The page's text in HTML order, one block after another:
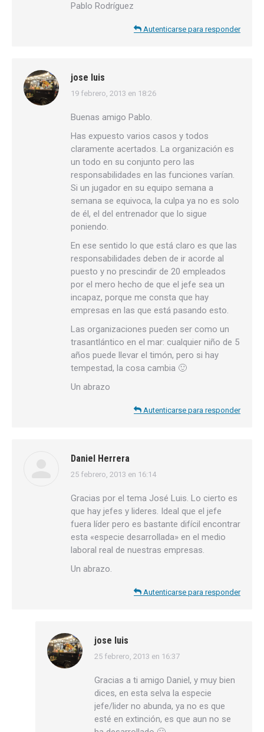
Pablo Rodríguez
Autenticarse para responder
jose luis
dice:
19 febrero, 2013 en 18:26
Buenas amigo Pablo.
Has expuesto varios casos y todos
claramente acertados. La organización es
un todo en su conjunto pero las
responsabilidades en las funciones varían.
Si un jugador en su equipo semana a
semana se equivoca, la culpa ya no es solo
de él, el del entrenador que lo sigue
poniendo.
En ese sentido lo que está claro es que las
responsabilidades deben de ir acorde al
puesto y no prescindir de 20 empleados
por el mero hecho de que el jefe sea un
incapaz, porque me consta que hay
empresas en las que está pasando esto.
Las organizaciones pueden ser como un
trasantlántico en el mar: cualquier niño de 5
años puede llevar el timón, pero si hay
tempestad, la cosa cambia 🙂
Un abrazo
Autenticarse para responder
Daniel Herrera
dice:
25 febrero, 2013 en 16:14
Gracias por el tema José Luis. Lo cierto es
que hay jefes y lideres. Ideal que el jefe
fuera líder pero es bastante difícil encontrar
esta «especie desarrollada» en el medio
laboral real de nuestras empresas.
Un abrazo.
Autenticarse para responder
jose luis
dice:
25 febrero, 2013 en 16:37
Gracias a ti amigo Daniel, y muy bien
dices, en esta selva la especie
jefe/lider no abunda, ya no es que
esté en extinción, es que aun no se